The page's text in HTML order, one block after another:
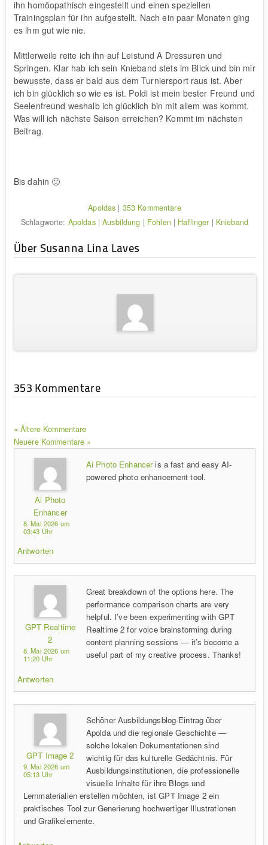
ihn homöopathisch eingestellt und einen speziellen
Trainingsplan für ihn aufgestellt. Nach ein paar Monaten ging
es ihm gut wie nie.
Mittlerweile reite ich ihn auf Leistund A Dressuren und
Springen. Klar hab ich sein Knieband stets im Blick und bin mir
bewusste, dass er bald aus dem Turniersport raus ist. Aber
ich bin glücklich so wie es ist. Poldi ist mein bester Freund und
Seelenfreund weshalb ich glücklich bin mit allem was kommt.
Was will ich nächste Saison erreichen? Kommt im nächsten
Beitrag.
Bis dahin 🙂
Apoldas | 353 Kommentare
Schlagworte: Apoldas|Ausbildung | Fohlen| Haflinger | Knieband
Über Susanna Lina Laves
353 Kommentare
« Ältere Kommentare
Neuere Kommentare »
Ai Photo
Enhancer
8. Mai 2026 um
03:43 Uhr
Ai Photo Enhanceris a fast and easy AI-
powered photo enhancement tool.
Antworten
GPT Realtime
2
8. Mai 2026 um
11:20 Uhr
Great breakdown of the options here. The
performance comparison charts are very
helpful. I’ve been experimenting with GPT
Realtime 2 for voice brainstorming during
content planning sessions — it’s become a
useful part of my creative process. Thanks!
Antworten
GPT Image 2
9. Mai 2026 um
05:13 Uhr
Schöner Ausbildungsblog-Eintrag über
Apolda und die regionale Geschichte —
solche lokalen Dokumentationen sind
wichtig für das kulturelle Gedächtnis. Für
Ausbildungsinstitutionen, die professionelle
visuelle Inhalte für ihre Blogs und
Lernmaterialien erstellen möchten, ist GPT Image 2 ein
praktisches Tool zur Generierung hochwertiger Illustrationen
und Grafikelemente.